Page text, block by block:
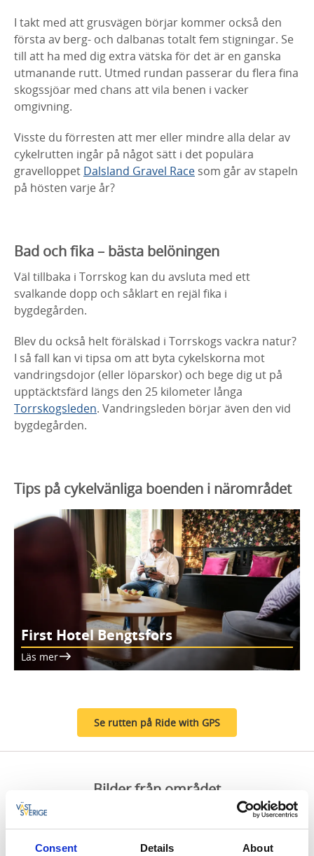
Consent Details About
I takt med att grusvägen börjar kommer också den
första av berg- och dalbanas totalt fem stigningar. Se
till att ha med dig extra vätska för det är en ganska
utmanande rutt. Utmed rundan passerar du flera fina
skogssjöar med chans att vila benen i vacker
omgivning.
Visste du förresten att mer eller mindre alla delar av
cykelrutten ingår på något sätt i det populära
gravelloppet Dalsland Gravel Race som går av stapeln
på hösten varje år?
Bad och fika – bästa belöningen
Väl tillbaka i Torrskog kan du avsluta med ett
svalkande dopp och såklart en rejäl fika i
bygdegården.
Blev du också helt förälskad i Torrskogs vackra natur?
I så fall kan vi tipsa om att byta cykelskorna mot
vandringsdojor (eller löparskor) och bege dig ut på
upptäcktsfärd längs den 25 kilometer långa
Torrskogsleden. Vandringsleden börjar även den vid
bygdegården.
Tips på cykelvänliga boenden i närområdet
First Hotel Bengtsfors
Läs mer
Se rutten på Ride with GPS
Bilder från området